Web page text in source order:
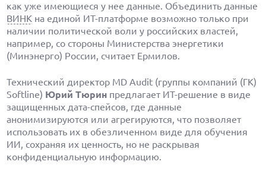
как уже имеющиеся у нее данные. Объединить данные
ВИНК на единой ИТ-платформе возможно только при
наличии политической воли у российских властей,
например, со стороны Министерства энергетики
(Минэнерго) России, считает Ермилов.
Технический директор MD Audit (группы компаний (ГК)
Softline) Юрий Тюрин предлагает ИТ-решение в виде
защищенных дата-спейсов, где данные
анонимизируются или агрегируются, что позволяет
использовать их в обезличенном виде для обучения
ИИ, сохраняя их ценность, но не раскрывая
конфиденциальную информацию.